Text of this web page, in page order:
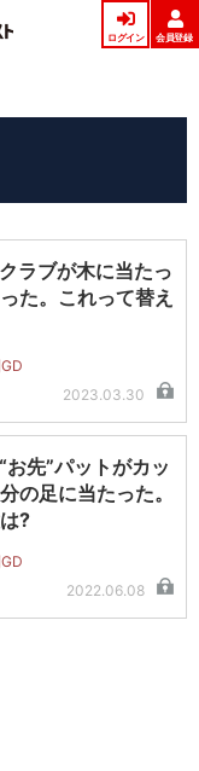
ログイン 会員登録
ラブが木に当たっ
た。これって替え
2023.03.30
お先”パットがカッ
の足に当たった。
?
2022.06.08